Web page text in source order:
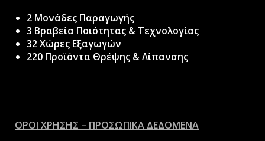
2 Μονάδες Παραγωγής
3 Βραβεία Ποιότητας & Τεχνολογίας
32 Χώρες Εξαγωγών
220 Προϊόντα Θρέψης & Λίπανσης
ΟΡΟΙ ΧΡΗΣΗΣ – ΠΡΟΣΩΠΙΚΑ ΔΕΔΟΜΕΝΑ